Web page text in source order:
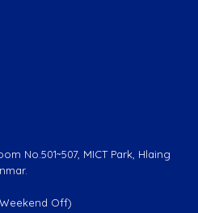
No.501~507, MICT Park, Hlaing
Off)